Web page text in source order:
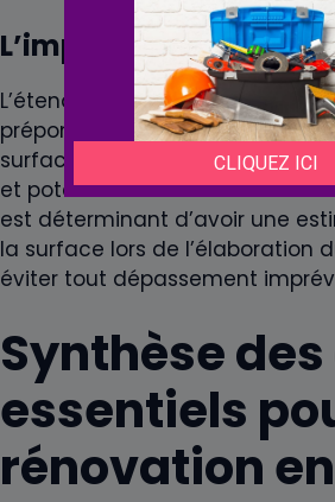
L’impact du choix de
L’étendue de la surface à
prépondérant dans le calcul du
surface implique l’utilisation de
et potentiellement des heures
est déterminant d’avoir une
la surface lors de l’élaboration
éviter tout dépassement
Synthèse
essentiels
rénovation